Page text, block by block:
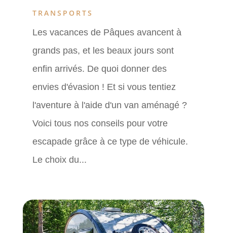
TRANSPORTS
Les vacances de Pâques avancent à
grands pas, et les beaux jours sont
enfin arrivés. De quoi donner des
envies d'évasion ! Et si vous tentiez
l'aventure à l'aide d'un van aménagé ?
Voici tous nos conseils pour votre
escapade grâce à ce type de véhicule.
Le choix du...